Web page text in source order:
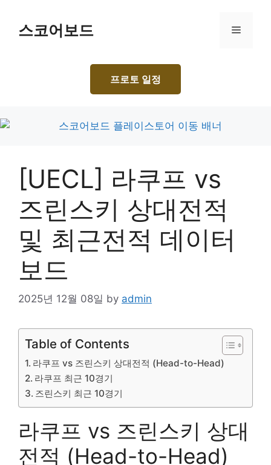
content스코어보드 Menu
프로토 일정
[UECL] 라쿠프 vs
즈린스키 상대전적
및 최근전적 데이터
보드
2025년 12월 08일 by admin
Table of Contents
라쿠프 vs 즈린스키 상대전적 (Head-to-Head)
라쿠프 최근 10경기
즈린스키 최근 10경기
라쿠프 vs 즈린스키 상대
전적 (Head-to-Head)